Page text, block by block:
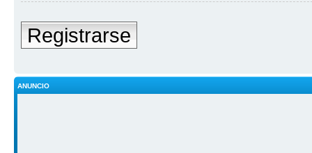
Registrarse
ANUNCIO